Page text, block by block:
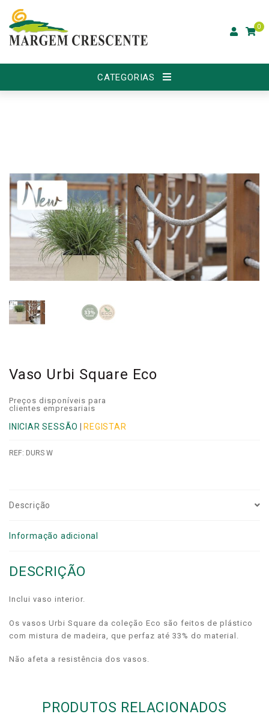
0
CATEGORIAS
Vaso Urbi Square Eco
Preços disponíveis para
clientes empresariais
INICIAR SESSÃO REGISTAR
REF: DURS W
Descrição
Informação adicional
DESCRIÇÃO
Inclui vaso interior.
Os vasos Urbi Square da coleção Eco são feitos de plástico
com mistura de madeira, que perfaz até 33% do material.
Não afeta a resistência dos vasos.
PRODUTOS RELACIONADOS